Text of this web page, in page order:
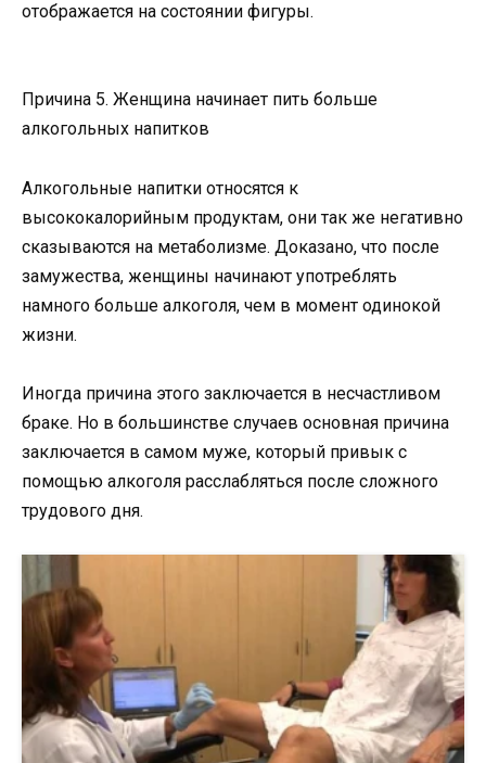
отображается на состоянии фигуры.
Причина 5. Женщина начинает пить больше
алкогольных напитков
Алкогольные напитки относятся к
высококалорийным продуктам, они так же негативно
сказываются на метаболизме. Доказано, что после
замужества, женщины начинают употреблять
намного больше алкоголя, чем в момент одинокой
жизни.
Иногда причина этого заключается в несчастливом
браке. Но в большинстве случаев основная причина
заключается в самом муже, который привык с
помощью алкоголя расслабляться после сложного
трудового дня.